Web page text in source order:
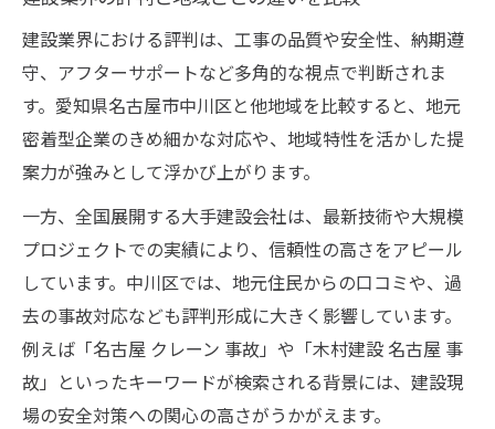
建設業界における評判は、工事の品質や安全性、納期遵
守、アフターサポートなど多角的な視点で判断されま
す。愛知県名古屋市中川区と他地域を比較すると、地元
密着型企業のきめ細かな対応や、地域特性を活かした提
案力が強みとして浮かび上がります。
一方、全国展開する大手建設会社は、最新技術や大規模
プロジェクトでの実績により、信頼性の高さをアピール
しています。中川区では、地元住民からの口コミや、過
去の事故対応なども評判形成に大きく影響しています。
例えば「名古屋 クレーン 事故」や「木村建設 名古屋 事
故」といったキーワードが検索される背景には、建設現
場の安全対策への関心の高さがうかがえます。